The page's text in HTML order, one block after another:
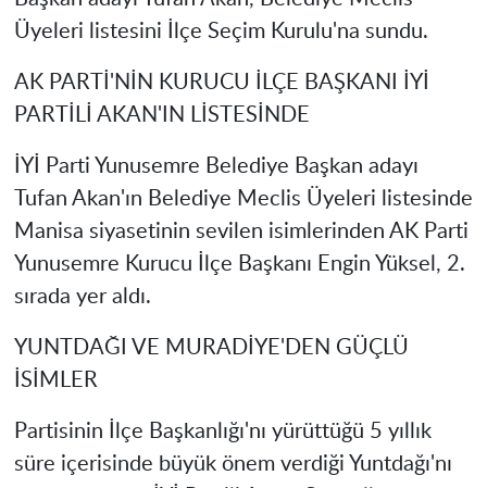
Üyeleri listesini İlçe Seçim Kurulu'na sundu.
AK PARTİ'NİN KURUCU İLÇE BAŞKANI İYİ
PARTİLİ AKAN'IN LİSTESİNDE
İYİ Parti Yunusemre Belediye Başkan adayı
Tufan Akan'ın Belediye Meclis Üyeleri listesinde
Manisa siyasetinin sevilen isimlerinden AK Parti
Yunusemre Kurucu İlçe Başkanı Engin Yüksel, 2.
sırada yer aldı.
YUNTDAĞI VE MURADİYE'DEN GÜÇLÜ
İSİMLER
Partisinin İlçe Başkanlığı'nı yürüttüğü 5 yıllık
süre içerisinde büyük önem verdiği Yuntdağı'nı